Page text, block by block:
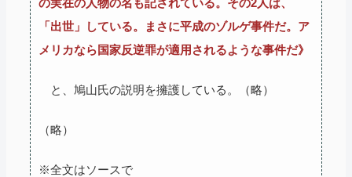
「出世」している。まさに平成のゾルゲ事件だ。ア
メリカなら国家反逆罪が適用されるような事件だ》
と、鳩山氏の説明を擁護している。（略）
（略）
※全文はソースで